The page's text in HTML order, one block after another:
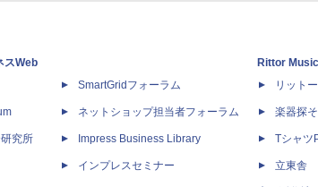
スWeb
究所
SmartGridフォーラム
ネットショップ担当者フォーラム
Impress Business Library
インプレスセミナー
Rittor Music
リット
楽器探
Tシャ
立東舎